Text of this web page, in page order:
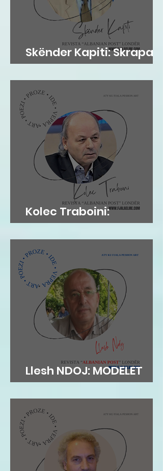
Skënder Kapiti: Skrapari
dhe Kosova
Kolec Traboini:
GJUHADOLI
Llesh NDOJ: MODELET
AUTORITARE